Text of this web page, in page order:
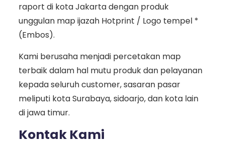
raport di kota Jakarta dengan produk
unggulan map ijazah Hotprint / Logo tempel *
(Embos).
Kami berusaha menjadi percetakan map
terbaik dalam hal mutu produk dan pelayanan
kepada seluruh customer, sasaran pasar
meliputi kota Surabaya, sidoarjo, dan kota lain
di jawa timur.
Kontak Kami